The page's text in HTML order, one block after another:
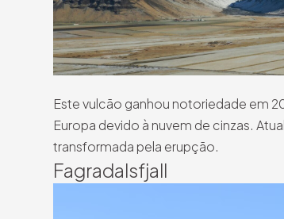
Este vulcão ganhou notoriedade em
Europa devido à nuvem de cinzas.
transformada pela erupção.
Fagradalsfjall